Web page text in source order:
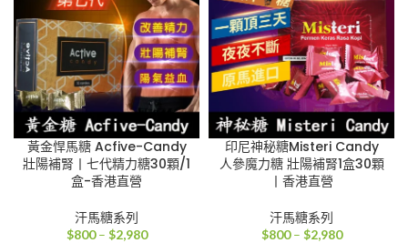
黃金悍馬糖 Acfive-Candy
壯陽補腎丨七代精力糖30顆/1
盒-香港直營
汗馬糖系列
$800 – $2,980價
印尼神秘糖Misteri Candy
人參魔力糖 壯陽補腎1盒30顆
丨香港直營
汗馬糖系列
$800 – $2,980價